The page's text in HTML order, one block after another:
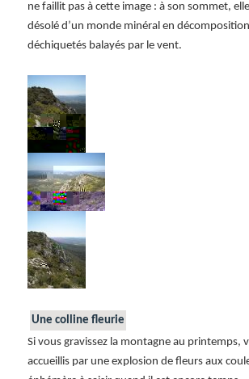
ne faillit pas à cette image : à son sommet,
désolé d’un monde minéral en
déchiquetés balayés par le vent.
Une colline fleurie
Si vous gravissez la montagne au printemps,
accueillis par une explosion de fleurs aux